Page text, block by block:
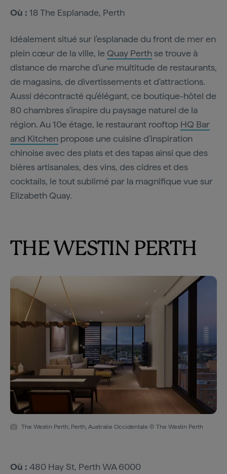
Où : 18 The Esplanade, Perth
Idéalement situé sur l'esplanade du front de mer en
plein cœur de la ville, le Quay Perthse trouve à
distance de marche d'une multitude de restaurants,
de magasins, de divertissements et d'attractions.
Aussi décontracté qu'élégant, ce boutique-hôtel de
80 chambres s'inspire du paysage naturel de la
région. Au 10e étage, le restaurant rooftop HQ Bar
and Kitchen propose une cuisine d'inspiration
chinoise avec des plats et des tapas ainsi que des
bières artisanales, des vins, des cidres et des
cocktails, le tout sublimé par la magnifique vue sur
Elizabeth Quay.
THE WESTIN PERTH
The Westin Perth, Perth, Australie Occidentale © The Westin Perth
Où : 480 Hay St, Perth WA 6000